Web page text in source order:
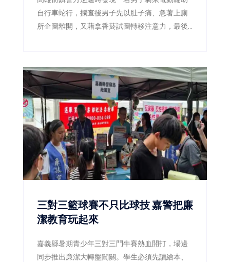
自行車蛇行，攔查後男子先以肚子痛、急著上廁
所企圖離開，又藉拿香菸試圖轉移注意力，最後
三對三籃球賽不只比球技 嘉警把廉
潔教育玩起來
嘉義縣暑期青少年三對三鬥牛賽熱血開打，場邊
同步推出廉潔大轉盤闖關。學生必須先讀繪本、